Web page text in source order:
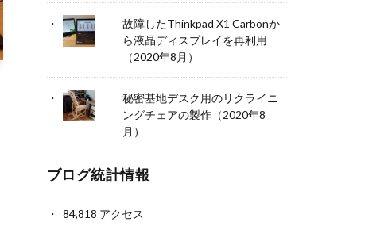
故障したThinkpad X1 Carbonか
ら液晶ディスプレイを再利用
（2020年8月）
秘密基地デスク用のリクライニ
ングチェアの製作（2020年8
月）
ブログ統計情報
84,818 アクセス